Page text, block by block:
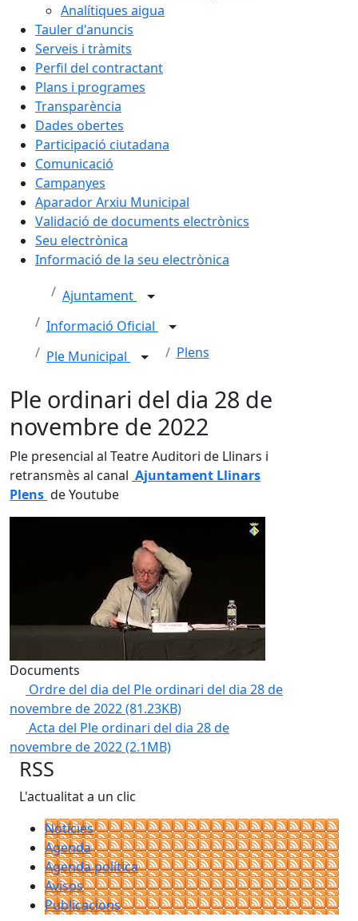
Analítiques aigua
Tauler d'anuncis
Serveis i tràmits
Perfil del contractant
Plans i programes
Transparència
Dades obertes
Participació ciutadana
Comunicació
Campanyes
Aparador Arxiu Municipal
Validació de documents electrònics
Seu electrònica
Informació de la seu electrònica
Ajuntament
Informació Oficial
Ple Municipal
Plens
Ple ordinari del dia 28 de
novembre de 2022
Ple presencial al Teatre Auditori de Llinars i
retransmès al canal Ajuntament Llinars
Plens de Youtube
Documents
Ordre del dia del Ple ordinari del dia 28 de
novembre de 2022(81.23KB)
Acta del Ple ordinari del dia 28 de
novembre de 2022(2.1MB)
RSS
L'actualitat a un clic
Notícies
Agenda
Agenda política
Avisos
Publicacions